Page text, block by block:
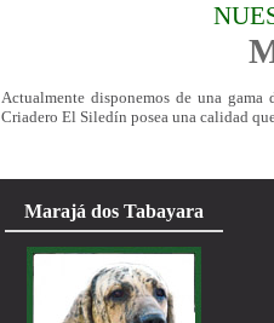
Actualmente disponemos de una
Criadero El Siledín posea una calidad
Marajá dos Tabayara